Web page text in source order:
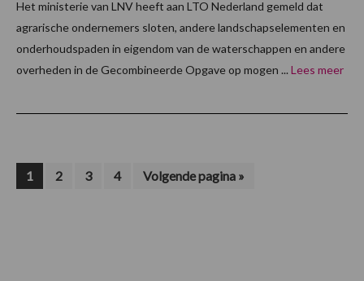
Het ministerie van LNV heeft aan LTO Nederland gemeld dat
agrarische ondernemers sloten, andere landschapselementen en
onderhoudspaden in eigendom van de waterschappen en andere
overheden in de Gecombineerde Opgave op mogen ... Lees meer
Pagina
1 Pagina
2 Pagina
3 Pagina
4
Ga
naar
Volgende pagina »